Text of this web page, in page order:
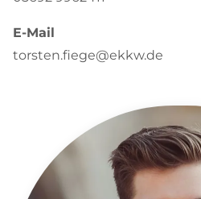
E-Mail
torsten.fiege@ekkw.de